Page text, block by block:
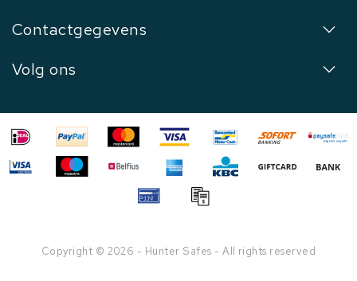
Contactgegevens
Volg ons
Copyright © 2026 - Hunter Safes - All rights reserved